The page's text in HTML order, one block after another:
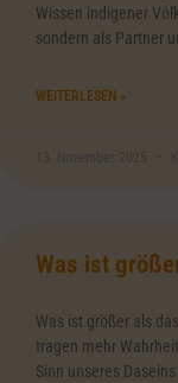
Wissen indigener
sondern als Partner
WEITERLESEN »
13. November 2025
Was ist
Was ist größer als
tragen mehr
Sinn unseres